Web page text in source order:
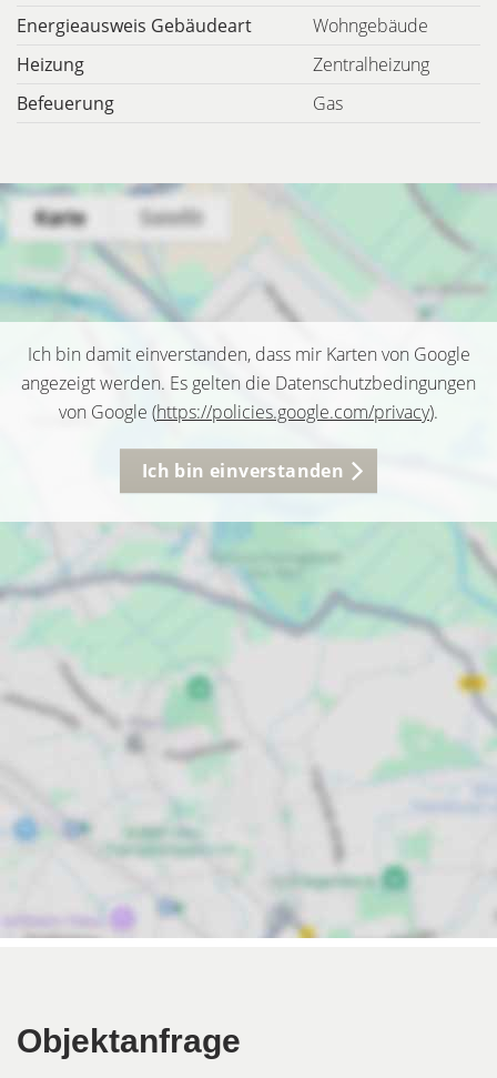
Energieausweis Gebäudeart
Wohngebäude
Heizung
Zentralheizung
Befeuerung
Gas
Ich bin damit einverstanden, dass mir Karten von Google
angezeigt werden. Es gelten die Datenschutzbedingungen
von Google (https://policies.google.com/privacy).
Ich bin einverstanden
Objektanfrage